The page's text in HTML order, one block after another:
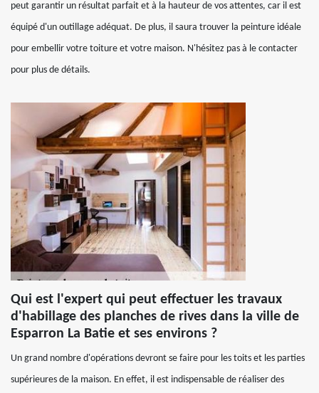
peut garantir un résultat parfait et à la hauteur de vos attentes, car il est
équipé d'un outillage adéquat. De plus, il saura trouver la peinture idéale
pour embellir votre toiture et votre maison. N'hésitez pas à le contacter
pour plus de détails.
Qui est l'expert qui peut effectuer les travaux
d'habillage des planches de rives dans la ville de
Esparron La Batie et ses environs ?
Un grand nombre d'opérations devront se faire pour les toits et les parties
supérieures de la maison. En effet, il est indispensable de réaliser des